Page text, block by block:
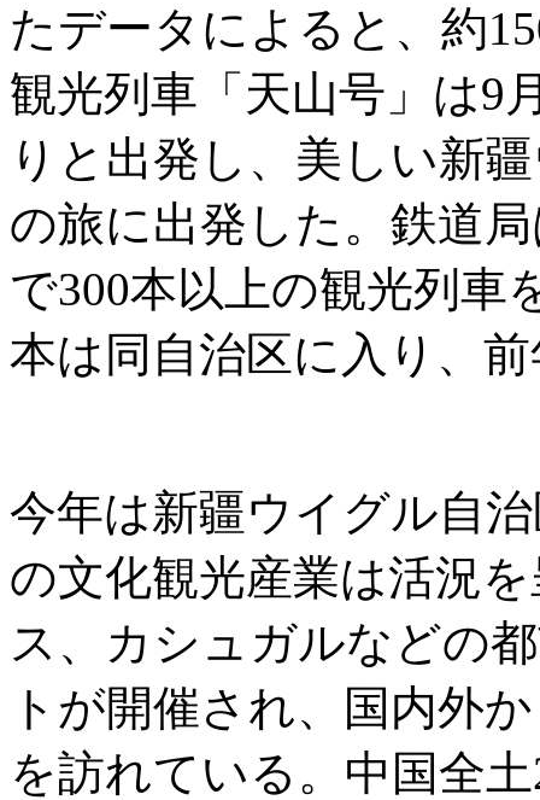
たデータによると、約
観光列車「天山号」は9
りと出発し、美しい新
の旅に出発した。鉄道
で300本以上の観光列車
本は同自治区に入り、
今年は新疆ウイグル自
の文化観光産業は活況
ス、カシュガルなどの
トが開催され、国内外
を訪れている。中国全